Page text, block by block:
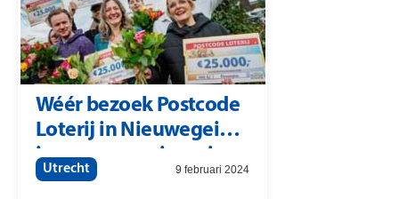
Spel’. Bas is met negenenveertig
wijkgenoten uit postcodegebied
3602 uitgenodigd in de studio.
Wéér bezoek Postcode
Loterij in Nieuwegein:
inwoners opnieuw in
de prijzen
Utrecht 9 februari 2024